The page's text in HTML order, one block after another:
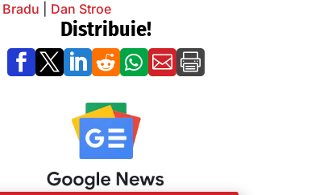
Bradu Dan Stroe
Distribuie!
      